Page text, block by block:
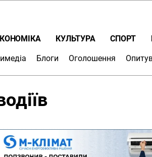
КУЛЬТУРА СПОРТ
Блоги Оголошення